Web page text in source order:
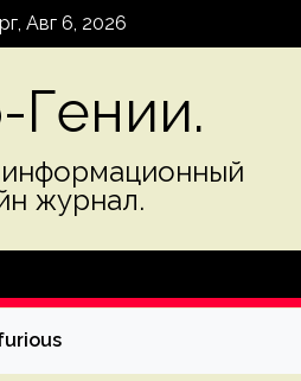
Авг 6, 2026
Гении.
журнал.